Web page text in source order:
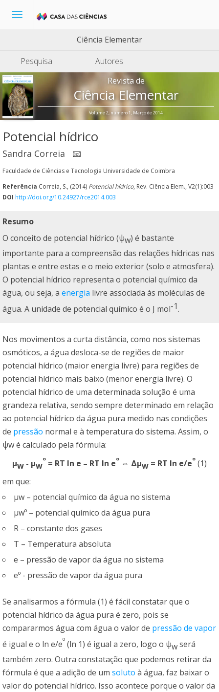
Toggle
Ciência Elementar
Pesquisa
Autores
Revista de
Ciência Elementar
Volume 2, número 1, Março de 2014
Potencial hídrico
Sandra Correia 📧
Faculdade de Ciências e Tecnologia Universidade de Coimbra
Referência Correia, S., (2014) Potencial hídrico, Rev. Ciência Elem., V2(1):003
DOI http://doi.org/10.24927/rce2014.003
Resumo
O conceito de potencial hídrico (ψw) é bastante
importante para a compreensão das relações hídricas nas
plantas e entre estas e o meio exterior (solo e atmosfera).
O potencial hídrico representa o potencial químico da
água, ou seja, a energia livre associada às moléculas de
água. A unidade de potencial químico é o J mol-1.
Nos movimentos a curta distância, como nos sistemas
osmóticos, a água desloca-se de regiões de maior
potencial hídrico (maior energia livre) para regiões de
potencial hídrico mais baixo (menor energia livre). O
potencial hídrico de uma determinada solução é uma
grandeza relativa, sendo sempre determinado em relação
ao potencial hídrico da água pura medido nas condições
de pressão normal e à temperatura do sistema. Assim, o
ψw é calculado pela fórmula:
µw - µwº = RT ln e – RT ln eº ⇔ Δµw = RT ln e/eº(1)
em que:
µw – potencial químico da água no sistema
µwº – potencial químico da água pura
R – constante dos gases
T – Temperatura absoluta
e – pressão de vapor da água no sistema
eº - pressão de vapor da água pura
Se analisarmos a fórmula (1) é fácil constatar que o
potencial hídrico da água pura é zero, pois se
compararmos água com água o valor de pressão de vapor
é igual e o ln e/eº(ln 1) é igual a zero, logo o ψwserá
também zero. Outra constatação que podemos retirar da
fórmula é que a adição de um soluto à água, faz baixar o
valor do potencial hídrico. Isso acontece porque o valor da